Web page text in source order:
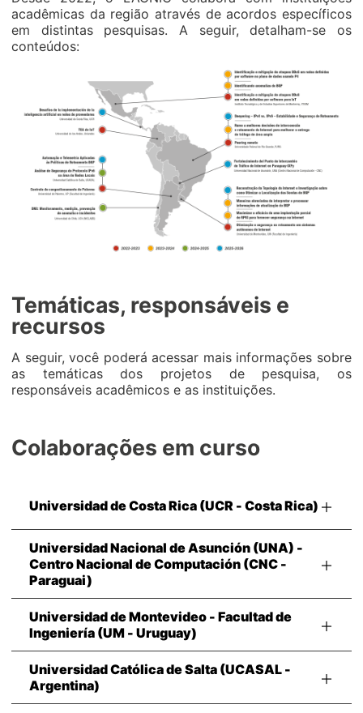
acadêmicas da região através de acordos específicos
em distintas pesquisas. A seguir, detalham-se os
conteúdos:
Temáticas, responsáveis e
recursos
A seguir, você poderá acessar mais informações sobre
as temáticas dos projetos de pesquisa, os
responsáveis acadêmicos e as instituições.
Colaborações em curso
Universidad de Costa Rica (UCR - Costa Rica)
Universidad Nacional de Asunción (UNA) -
Centro Nacional de Computación (CNC -
Paraguai)
Universidad de Montevideo - Facultad de
Ingeniería (UM - Uruguay)
Universidad Católica de Salta (UCASAL -
Argentina)